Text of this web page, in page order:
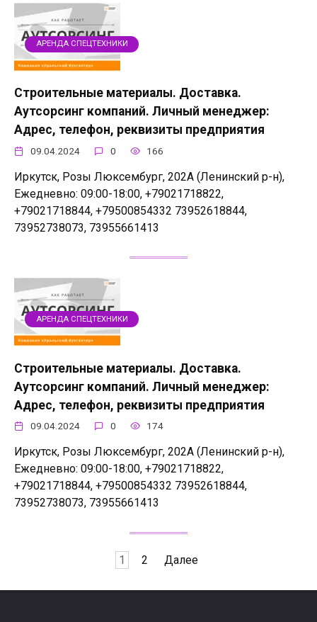
АРЕНДА СПЕЦТЕХНИКИ
Строительные материалы. Доставка.
Аутсорсинг компаний. Личный менеджер:
Адрес, телефон, реквизиты предприятия
09.04.2024 0 166
Иркутск, Розы Люксембург, 202А (Ленинский р-н),
Ежедневно: 09:00-18:00, +79021718822,
+79021718844, +79500854332 73952618844,
73952738073, 73955661413
АРЕНДА СПЕЦТЕХНИКИ
Строительные материалы. Доставка.
Аутсорсинг компаний. Личный менеджер:
Адрес, телефон, реквизиты предприятия
09.04.2024 0 174
Иркутск, Розы Люксембург, 202А (Ленинский р-н),
Ежедневно: 09:00-18:00, +79021718822,
+79021718844, +79500854332 73952618844,
73952738073, 73955661413
1 2 Далее